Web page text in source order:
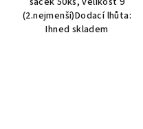
(2.nejmenší)Dodací lhůta:
Ihned skladem